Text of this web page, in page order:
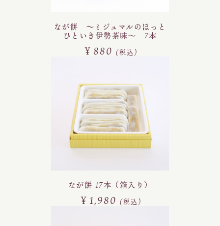
なが餅 ～ミジュマルのほっと
ひといき伊勢茶味～ 7本
￥880 (税込)
なが餅 17本（箱入り）
￥1,980 (税込)